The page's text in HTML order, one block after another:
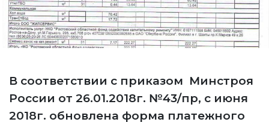
В соответствии с приказом Минстроя
России от 26.01.2018г. №43/пр, с июня
2018г. обновлена форма платежного